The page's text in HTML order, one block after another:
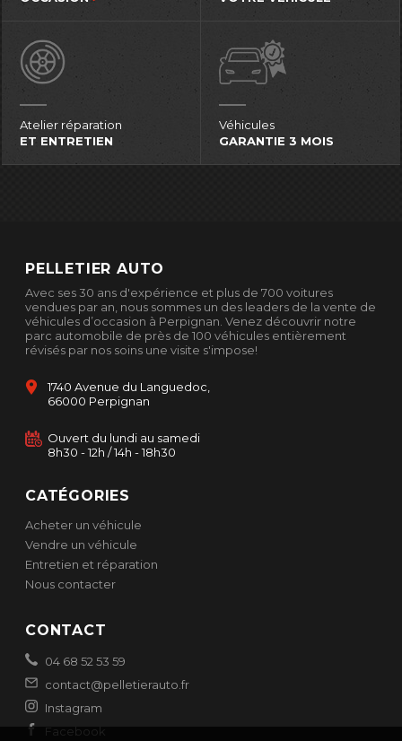
Atelier réparation
ET ENTRETIEN
Véhicules
GARANTIE 3 MOIS
PELLETIER AUTO
Avec ses 30 ans d'expérience et plus de 700 voitures
vendues par an, nous sommes un des leaders de la vente de
véhicules d’occasion à Perpignan. Venez découvrir notre
parc automobile de près de 100 véhicules entièrement
révisés par nos soins une visite s'impose!
1740 Avenue du Languedoc,
66000 Perpignan
Ouvert du lundi au samedi
8h30 - 12h / 14h - 18h30
CATÉGORIES
Acheter un véhicule
Vendre un véhicule
Entretien et réparation
Nous contacter
CONTACT
04 68 52 53 59
contact@pelletierauto.fr
Instagram
Facebook